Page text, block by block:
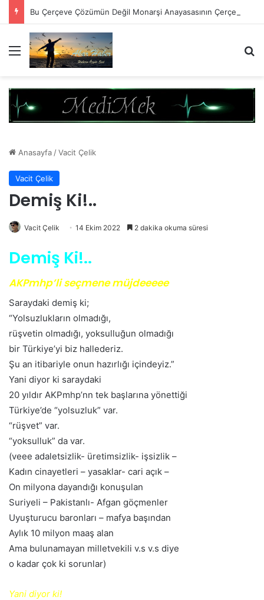
Menü
Anasayfa /Vacit Çelik
Vacit Çelik
Demiş Ki!..
Vacit Çelik 14 Ekim 2022 2 dakika okuma süresi
Demiş Ki!..
AKPmhp’li seçmene müjdeeeee
Saraydaki demiş ki;
“Yolsuzlukların olmadığı,
rüşvetin olmadığı, yoksulluğun olmadığı
bir Türkiye’yi biz hallederiz.
Şu an itibariyle onun hazırlığı içindeyiz.”
Yani diyor ki saraydaki
20 yıldır AKPmhp’nn tek başlarına yönettiği
Türkiye’de “yolsuzluk” var.
“rüşvet” var.
“yoksulluk” da var.
(veee adaletsizlik- üretimsizlik- işsizlik –
Kadın cinayetleri – yasaklar- cari açık –
On milyona dayandığı konuşulan
Suriyeli – Pakistanlı- Afgan göçmenler
Uyuşturucu baronları – mafya başından
Aylık 10 milyon maaş alan
Ama bulunamayan milletvekili v.s v.s diye
o kadar çok ki sorunlar)
Yani diyor ki!